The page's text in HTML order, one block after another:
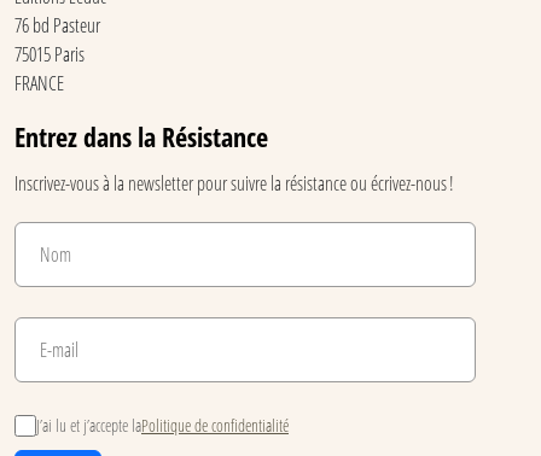
76 bd Pasteur
75015 Paris
FRANCE
Entrez dans la Résistance
Inscrivez-vous à la newsletter pour suivre la résistance ou écrivez-nous !
J’ai lu et j’accepte laPolitique de confidentialité